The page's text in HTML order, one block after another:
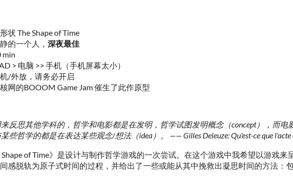
状 The Shape of Time
的一个人， 深夜最佳
min
> 电脑 >> 手机（手机屏幕太小）
/外放，请务必开启
网的BOOOM Game Jam 催生了此作原型
反思其他学科的，哲学和电影都是在发明，哲学试图发明概念（concept），而电
些哲学的都是在表达某些观念/想法（idea）。 —— Gilles Deleuze: Qu'est-ce que l'acte
Shape of Time》是设计与制作哲学游戏的一次尝试。在这个游戏中我希望以游戏来
感脱轨为原子式时间的过程，并给出了一些或能从其中挽救出凝思时间的方法：